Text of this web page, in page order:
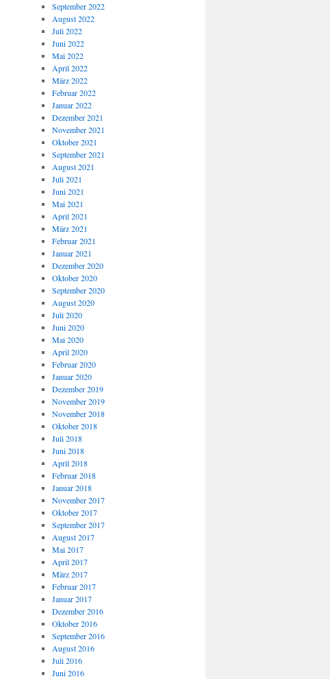
September 2022
August 2022
Juli 2022
Juni 2022
Mai 2022
April 2022
März 2022
Februar 2022
Januar 2022
Dezember 2021
November 2021
Oktober 2021
September 2021
August 2021
Juli 2021
Juni 2021
Mai 2021
April 2021
März 2021
Februar 2021
Januar 2021
Dezember 2020
Oktober 2020
September 2020
August 2020
Juli 2020
Juni 2020
Mai 2020
April 2020
Februar 2020
Januar 2020
Dezember 2019
November 2019
November 2018
Oktober 2018
Juli 2018
Juni 2018
April 2018
Februar 2018
Januar 2018
November 2017
Oktober 2017
September 2017
August 2017
Mai 2017
April 2017
März 2017
Februar 2017
Januar 2017
Dezember 2016
Oktober 2016
September 2016
August 2016
Juli 2016
Juni 2016